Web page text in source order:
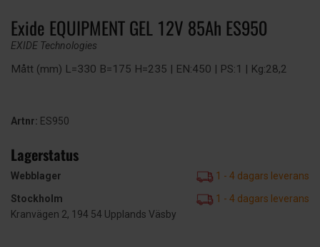
Exide EQUIPMENT GEL 12V 85Ah ES950
EXIDE Technologies
Mått (mm) L=330 B=175 H=235 | EN:450 | PS:1 | Kg:28,2
Artnr: ES950
Lagerstatus
Webblager
1 - 4 dagars leverans
Stockholm
1 - 4 dagars leverans
Kranvägen 2, 194 54 Upplands Väsby